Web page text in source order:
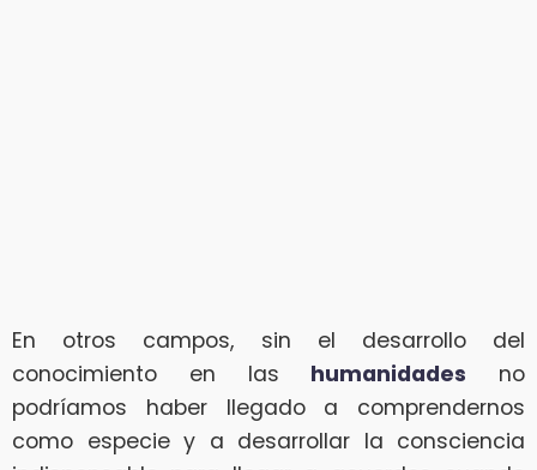
En otros campos, sin el desarrollo del
conocimiento en las humanidades no
podríamos haber llegado a comprendernos
como especie y a desarrollar la consciencia